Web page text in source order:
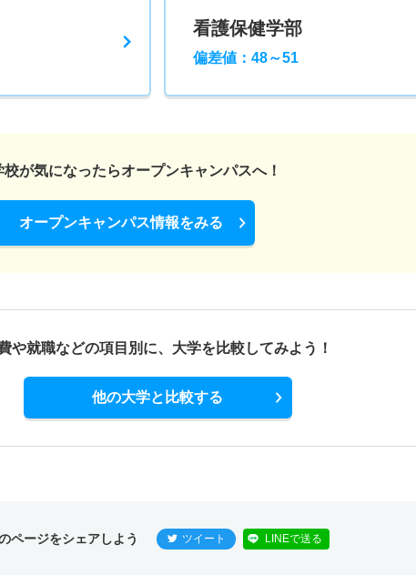
看護保健学部
偏差値：48～51
校が気になったらオープンキャンパスへ！
オープンキャンパス情報をみる
や就職などの項目別に、 大学を比較してみよう！
他の大学と比較する
ページをシェアしよう ツイート LINEで送る